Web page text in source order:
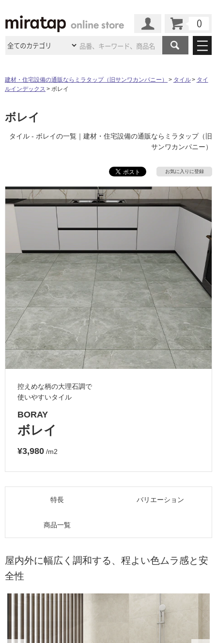
商品カテゴリ
キッチン
ム）・トイレ
ウッドデッキ フローリング・床材
収納 インテリア・家具
ペット用品
内装用建材 パネル・壁材
ロートアイアン 天然石・石材
メンテナンス・施工材 新商品
施工事例
ミラタップ のあるくらし お客様訪問インタビュー
ショールームのご案内 東京ショールーム
名古屋ショールーム 京都ショールーム
ショールーム 札幌スマート
ショールー
横浜スマート
ショールー
ム
ウェルビーみのお
BOX
初めての方へ
よくある質問 お問い合わせ
修理お問い合わせ クレーム公開
説明書・図面検索 水まわり3年保証
お役立ち情報 住まいのスタイリング
アイデア
ミラタップチャンネル
オンライン相談
その他サービス
ミラタップと創る家
ASOLIE
工事会社紹介Coziコンシ
ェルジュ
自分らしい家づくり
SUVACO
最高のリノベ会社が
建材・住宅設備の通販ならミラタップ（旧サンワカンパニー） タイル
タイ
ルインデックス
ボレイ
ボレイ
タイル - ボレイの一覧｜建材・住宅設備の通販ならミラタップ（旧
サンワカンパニー）
お気に入りに登録
控えめな柄の大理石調で
使いやすいタイル
BORAY
ボレイ
¥3,980 /m2
特長 バリエーション
商品一覧
屋内外に幅広く調和する、程よい色ムラ感と安
全性